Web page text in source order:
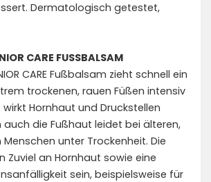
Dermatologisch getestet,
CARE FUSSBALSAM
CARE Fußbalsam zieht schnell ein
trockenen, rauen Füßen intensiv
wirkt Hornhaut und Druckstellen
auch die Fußhaut leidet bei älteren,
unter Trockenheit. Die
Zuviel an Hornhaut sowie eine
sein, beispielsweise für